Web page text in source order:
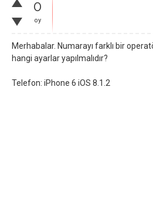
0
oy
Merhabalar. Numarayı farklı bir
hangi ayarlar yapılmalıdır?
Telefon: iPhone 6 iOS 8.1.2